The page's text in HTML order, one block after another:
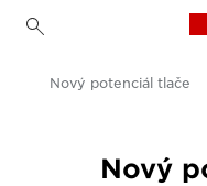
Riešenia a služby
Nový potenciál tlače
Nový